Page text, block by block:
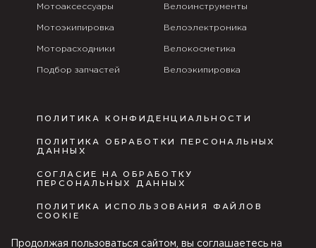
Мотоаксессуары
Мотоэкипировка
Моторасходники
Подбор запчастей
Велоинструменты
Велоэлектроника
Велокосметика
Велоэкипировка
ПОЛИТИКА КОНФИДЕНЦИАЛЬНОСТИ
ПОЛИТИКА ОБРАБОТКИ ПЕРСОНАЛЬНЫХ
ДАННЫХ
СОГЛАСИЕ НА ОБРАБОТКУ
ПЕРСОНАЛЬНЫХ ДАННЫХ
ПОЛИТИКА ИСПОЛЬЗОВАНИЯ ФАЙЛОВ
COOKIE
ПУБЛИЧНАЯ ОФЕРТА
Продолжая пользоваться сайтом, вы соглашаетесь на